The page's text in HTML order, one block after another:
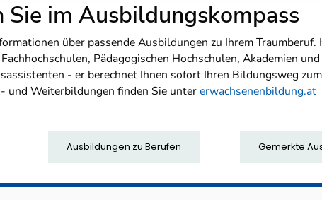
im Ausbildungskompass
über passende Ausbildungen zu Ihrem Traumberuf.
Pädagogischen Hochschulen, Akademien und
- er berechnet Ihnen sofort Ihren Bildungsweg zum
und Weiterbildungen finden Sie untererwachsenenbildung.at
Ausbildungen zu Berufen Gemerkte